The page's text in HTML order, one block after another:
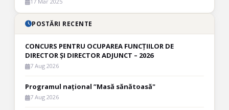
POSTĂRI RECENTE
CONCURS PENTRU OCUPAREA FUNCȚIILOR DE
DIRECTOR ȘI DIRECTOR ADJUNCT – 2026
7 Aug 2026
Programul național ”Masă sănătoasă"
7 Aug 2026